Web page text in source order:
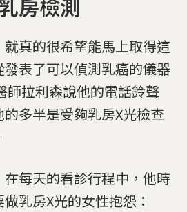
房檢測
真的很希望能馬上取得這
表了可以偵測乳癌的儀器
拉利森說他的電話鈴聲
多半是受夠乳房X光檢查
每天的看診行程中，他時
乳房X光的女性抱怨：